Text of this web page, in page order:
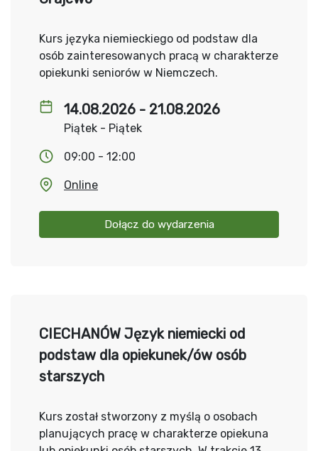
14.08.2026 - 21.08.2026
Piątek - Piątek
09:00 - 12:00
Online
Dołącz do wydarzenia
Kurs języka niemieckiego od podstaw dla
osób zainteresowanych pracą w charakterze
opiekunki seniorów w Niemczech.
CIECHANÓW Język niemiecki od
podstaw dla opiekunek/ów osób
starszych
Kurs został stworzony z myślą o osobach
planujących pracę w charakterze opiekuna